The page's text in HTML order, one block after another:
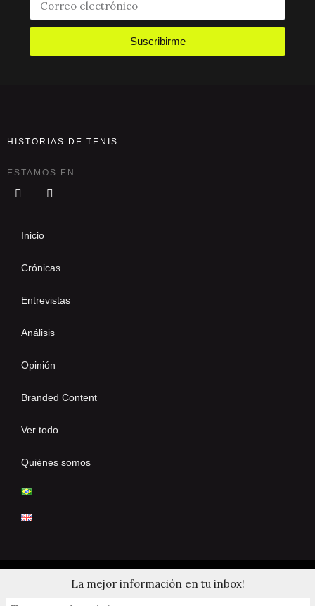
Suscribirme
HISTORIAS DE TENIS
ESTAMOS EN:
Inicio
Crónicas
Entrevistas
Análisis
Opinión
Branded Content
Ver todo
Quiénes somos
© 2024 Copyrights by Clay Tennis. All Rights Reserved.
La mejor información en tu inbox!